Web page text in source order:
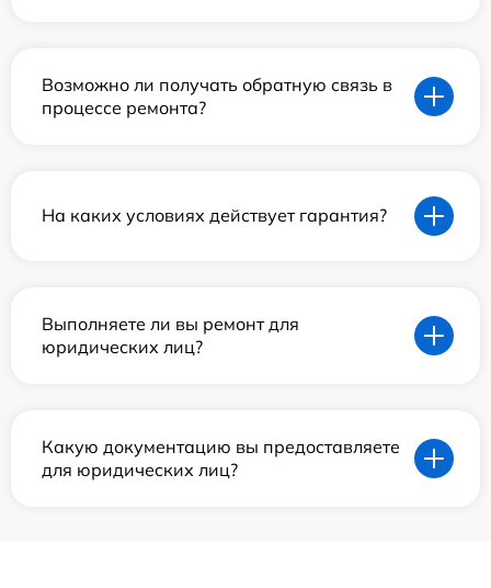
Возможно ли получать обратную связь в
процессе ремонта?
На каких условиях действует гарантия?
Выполняете ли вы ремонт для
юридических лиц?
Какую документацию вы предоставляете
для юридических лиц?